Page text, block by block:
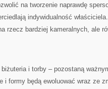
na tworzenie naprawdę
indywidualność
rzecz bardziej kameralnych, ale
i torby – pozostaną
i formy będą ewoluować wraz ze